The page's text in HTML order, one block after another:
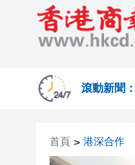
滾動新聞：
首頁 > 港深合作